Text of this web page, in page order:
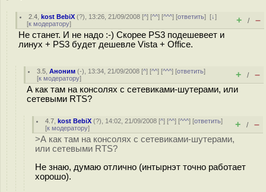
2.4 ,kost BebiX (?), 13:26, 21/09/2008 [^] [^^] [^^^] [ответить][↓]
[к модератору] + / –
Не станет. И не надо :-) Скорее PS3 подешевеет и
линух + PS3 будет дешевле Vista + Office.
3.5 ,Аноним (-), 13:34, 21/09/2008 [^] [^^] [^^^] [ответить]
[к модератору] + / –
А как там на консолях с сетевиками-шутерами, или
сетевыми RTS?
4.7 ,kost BebiX (?), 14:02, 21/09/2008 [^] [^^] [^^^] [ответить]
[к модератору] + / –
>А как там на консолях с сетевиками-шутерами,
или сетевыми RTS?
Не знаю, думаю отлично (интырнэт точно работает
хорошо).